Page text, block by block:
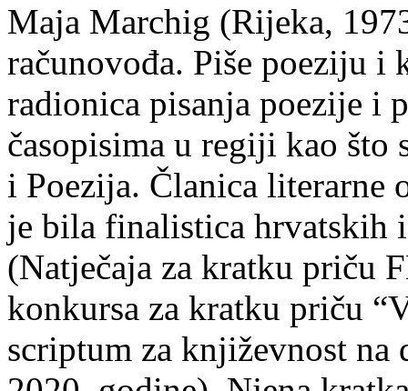
Maja Marchig (Rijeka,
računovođa. Piše poeziju i
radionica pisanja poezije i
časopisima u regiji kao što
i Poezija. Članica literarne
je bila finalistica hrvatskih
(Natječaja za kratku priču
konkursa za kratku priču
scriptum za književnost na